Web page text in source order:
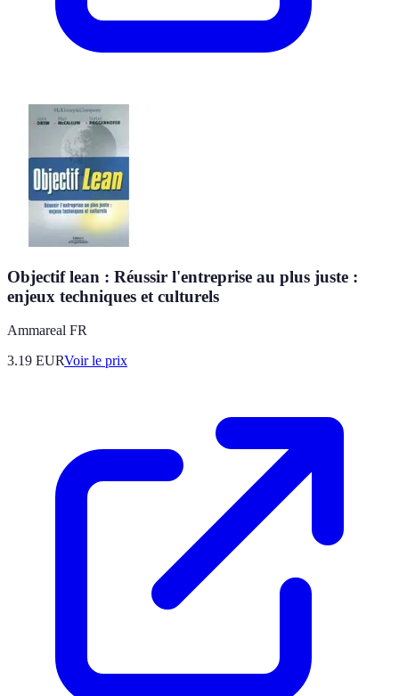
Objectif lean : Réussir l'entreprise au plus juste :
enjeux techniques et culturels
Ammareal FR
3.19 EURVoir le prix